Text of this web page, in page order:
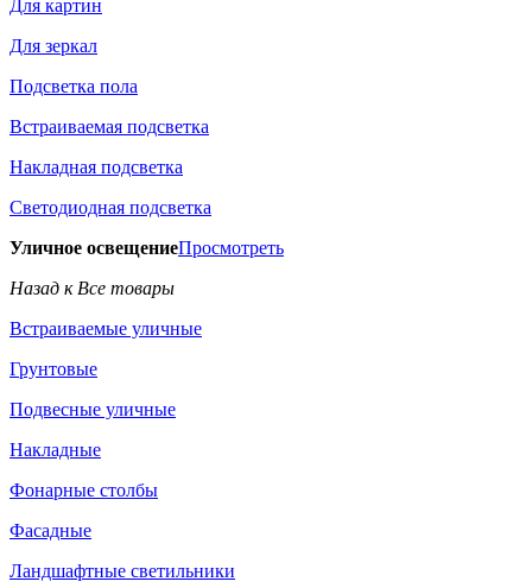
Для картин
Для зеркал
Подсветка пола
Встраиваемая подсветка
Накладная подсветка
Светодиодная подсветка
Уличное освещениеПросмотреть
Назад к Все товары
Встраиваемые уличные
Грунтовые
Подвесные уличные
Накладные
Фонарные столбы
Фасадные
Ландшафтные светильники